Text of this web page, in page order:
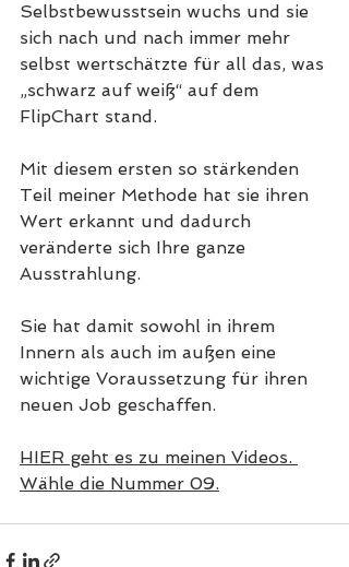
Selbstbewusstsein wuchs und sie
sich nach und nach immer mehr
selbst wertschätzte für all das, was
„schwarz auf weiß“ auf dem
FlipChart stand.
Mit diesem ersten so stärkenden
Teil meiner Methode hat sie ihren
Wert erkannt und dadurch
veränderte sich Ihre ganze
Ausstrahlung.
Sie hat damit sowohl in ihrem
Innern als auch im außen eine
wichtige Voraussetzung für ihren
neuen Job geschaffen.
HIER geht es zu meinen Videos.
Wähle die Nummer 09.